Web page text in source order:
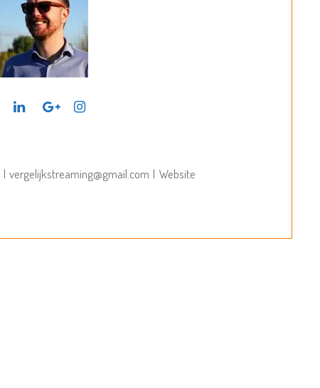
| vergelijkstreaming@gmail.com | Website